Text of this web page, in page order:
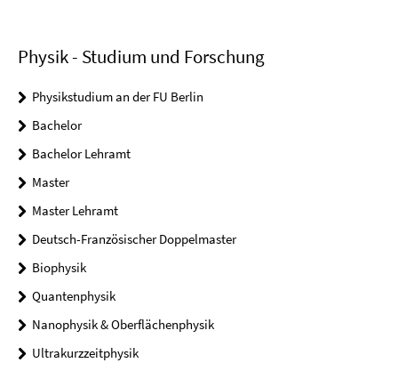
Physik - Studium und Forschung
Physikstudium an der FU Berlin
Bachelor
Bachelor Lehramt
Master
Master Lehramt
Deutsch-Französischer Doppelmaster
Biophysik
Quantenphysik
Nanophysik & Oberflächenphysik
Ultrakurzzeitphysik